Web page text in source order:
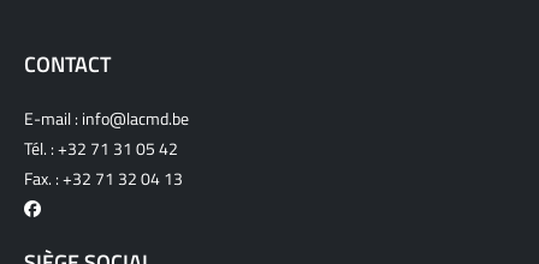
CONTACT
E-mail : info@lacmd.be
Tél. :+32 71 31 05 42
Fax. : +32 71 32 04 13